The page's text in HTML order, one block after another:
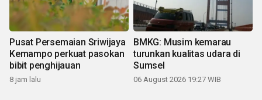
Pusat Persemaian Sriwijaya
Kemampo perkuat pasokan
bibit penghijauan
8 jam lalu
BMKG: Musim kemarau
turunkan kualitas udara di
Sumsel
06 August 2026 19:27 WIB